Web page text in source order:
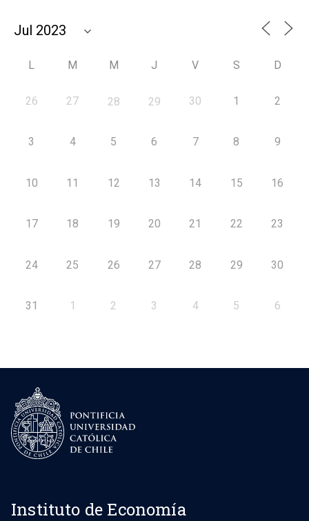
L M M J V S D
26 27 28 29 30 1 2
3 4 5 6 7 8 9
10 11 12 13 14 15 16
17 18 19 20 21 22 23
24 25 26 27 28 29 30
31 1 2 3 4 5 6
Instituto de Economía